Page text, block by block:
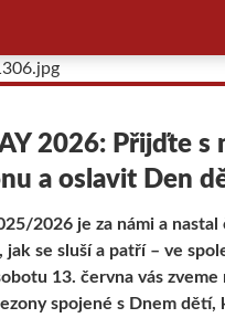
2026: Přijďte s
a oslavit Den
2026 je za námi a nastal
se sluší a patří – ve
13. června vás zveme
spojené s Dnem dětí,